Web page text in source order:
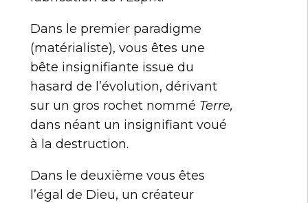
Dans le premier paradigme
(matérialiste), vous êtes une
bête insignifiante issue du
hasard de l’évolution, dérivant
sur un gros rochet nommé Terre,
dans néant un insignifiant voué
à la destruction.
Dans le deuxième vous êtes
l’égal de Dieu, un créateur